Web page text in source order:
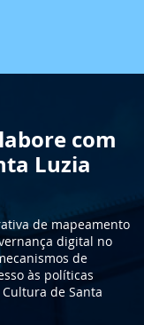
com
Luzia
de mapeamento
digital no
de
às políticas
de Santa